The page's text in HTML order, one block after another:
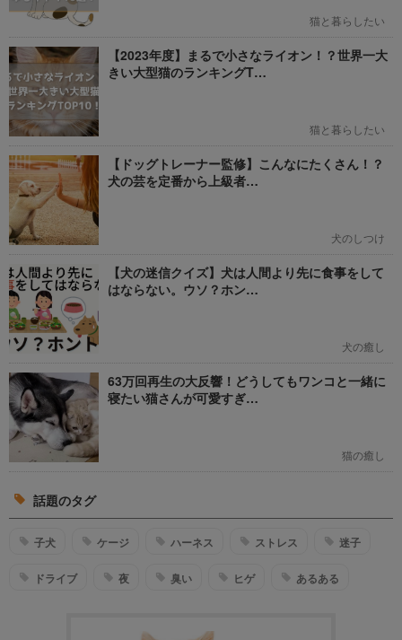
猫と暮らしたい
【2023年度】まるで小さなライオン！？世界一大
きい大型猫のランキングT…
猫と暮らしたい
【ドッグトレーナー監修】こんなにたくさん！？
犬の芸を定番から上級者…
犬のしつけ
【犬の迷信クイズ】犬は人間より先に食事をして
はならない。ウソ？ホン…
犬の癒し
63万回再生の大反響！どうしてもワンコと一緒に
寝たい猫さんが可愛すぎ…
猫の癒し
話題のタグ
子犬 ケージ ハーネス ストレス 迷子
ドライブ 夜 臭い ヒゲ あるある